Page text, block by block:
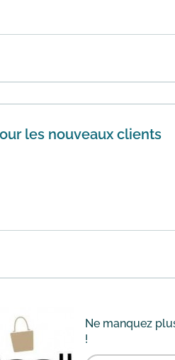
de 40€ de commande chez
les nouveaux clients
de la validation de votre
Ne manquez
!